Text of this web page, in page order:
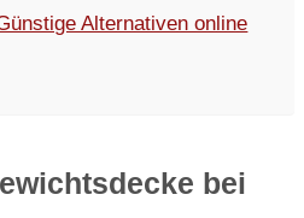
Alternativen online
bei